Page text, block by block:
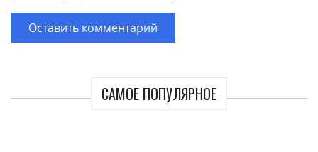
САМОЕ ПОПУЛЯРНОЕ